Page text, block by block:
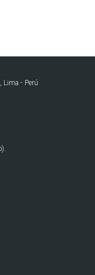
Lima - Perú